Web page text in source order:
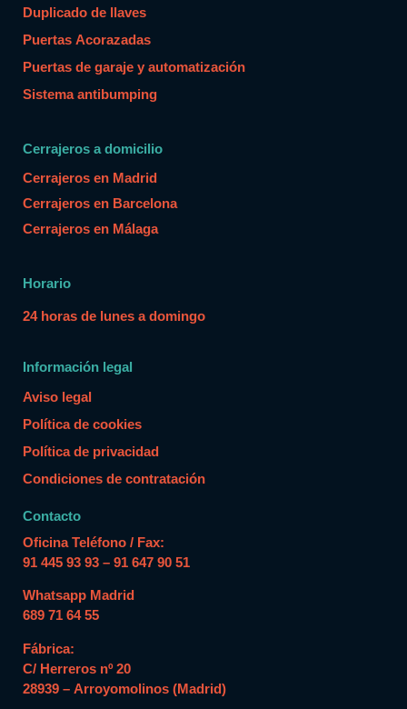
Duplicado de llaves
Puertas Acorazadas
Puertas de garaje y automatización
Sistema antibumping
Cerrajeros a domicilio
Cerrajeros en Madrid
Cerrajeros en Barcelona
Cerrajeros en Málaga
Horario
24 horas de lunes a domingo
Información legal
Aviso legal
Política de cookies
Política de privacidad
Condiciones de contratación
Contacto
Oficina Teléfono / Fax:
91 445 93 93 – 91 647 90 51
Whatsapp Madrid
689 71 64 55
Fábrica:
C/ Herreros nº 20
28939 – Arroyomolinos (Madrid)